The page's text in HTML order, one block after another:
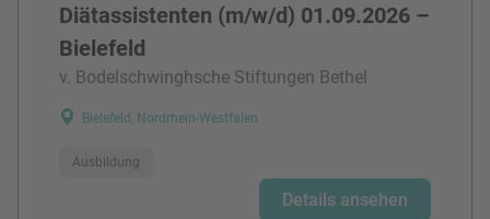
Diätassistenten (m/w/d) 01.09.2026 –
Bielefeld
v. Bodelschwinghsche Stiftungen Bethel
Bielefeld, Nordrhein-Westfalen
Ausbildung
Details ansehen